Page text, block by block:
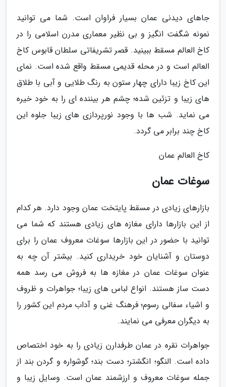
جاهای دیدنی عمان بسیار فراوان است. شما می توانید
نمونه شگفت انگیز و بی نظیر معماری مدرن اسلامی را در
کاخ العالم مسقط ببینید. قصر تشریفاتی سلطان قابوس کاخ
العالم است و در محله قدیمی مسقط واقع شده است. نمای
این کاخ زیبا دارای چهار ستون به رنگ طلایی و آبی با طلاق
های زیبا و تزئین شده؛ چشم هر بیننده ای را به خود خیره
می نماید. شب ها با وجود نورپردازی های زیبا جلوه این
کاخ چند برابر می گردد.
کاخ العالم عمان
سوغات عمان
بازارهای زیادی در مسقط پایتخت عمان وجود دارد. هر کدام
از این بازارها دارای مغازه های زیادی هستند که شما می
توانید با حضور در این بازارها سوغات معروف عمان را برای
دوستان و آشنایان خود خریداری کنید. بیشتر آن چه به
عنوان سوغات عمان در مغازه ها به فروش می رسد همه
دست ساز هستند. انواع لباس های زیبا؛ جواهرات و ظروف
و اشیاء سفالی رسوم؛ فرهنگ غنی و آداب مردم این کشور را
به دیگران معرفی می نمایند.
جواهرات نقره در عمان طرفدارن زیادی را به خود اختصاص
داده است. النگو؛ انگشتر؛ دست بند؛ گوشواره و گردن بند از
جمله سوغات معروف و ارزشمند عمان است. وسایل زیبا و